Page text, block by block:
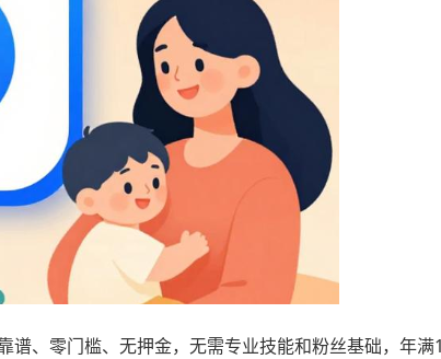
、零门槛、无押金，无需专业技能和粉丝基础，年满